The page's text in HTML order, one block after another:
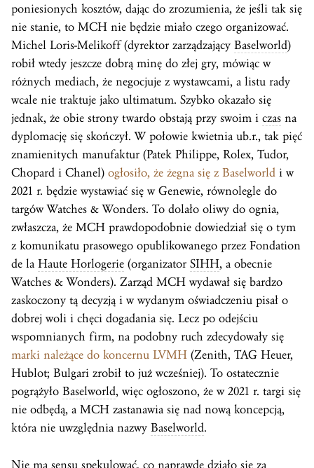
poniesionych kosztów, dając do zrozumienia, że jeśli tak się
nie stanie, to MCH nie będzie miało czego organizować.
Michel Loris-Melikoff (dyrektor zarządzający Baselworld)
robił wtedy jeszcze dobrą minę do złej gry, mówiąc w
różnych mediach, że negocjuje z wystawcami, a listu rady
wcale nie traktuje jako ultimatum. Szybko okazało się
jednak, że obie strony twardo obstają przy swoim i czas na
dyplomację się skończył. W połowie kwietnia ub.r., tak pięć
znamienitych manufaktur (Patek Philippe, Rolex, Tudor,
Chopard i Chanel) ogłosiło, że żegna się z Baselworld i w
2021 r. będzie wystawiać się w Genewie, równolegle do
targów Watches & Wonders. To dolało oliwy do ognia,
zwłaszcza, że MCH prawdopodobnie dowiedział się o tym
z komunikatu prasowego opublikowanego przez Fondation
de la Haute Horlogerie (organizator SIHH, a obecnie
Watches & Wonders). Zarząd MCH wydawał się bardzo
zaskoczony tą decyzją i w wydanym oświadczeniu pisał o
dobrej woli i chęci dogadania się. Lecz po odejściu
wspomnianych firm, na podobny ruch zdecydowały się
marki należące do koncernu LVMH (Zenith, TAG Heuer,
Hublot; Bulgari zrobił to już wcześniej). To ostatecznie
pogrążyło Baselworld, więc ogłoszono, że w 2021 r. targi się
nie odbędą, a MCH zastanawia się nad nową koncepcją,
która nie uwzględnia nazwy Baselworld.
Nie ma sensu spekulować, co naprawdę działo się za